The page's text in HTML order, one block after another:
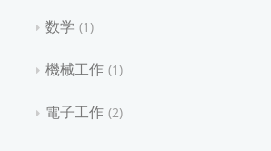
数学 1
機械工作 1
電子工作 2